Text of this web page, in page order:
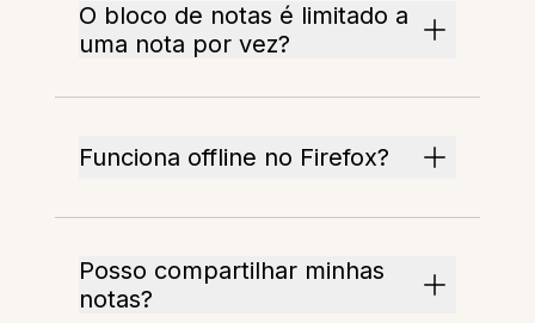
O bloco de notas é limitado a
uma nota por vez?
Funciona offline no Firefox?
Posso compartilhar minhas
notas?